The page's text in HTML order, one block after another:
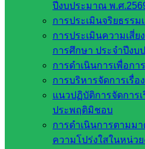
ปีงบประมาณ พ.ศ
การประเมินจริยธรรม
การประเมินความเสี่
การศึกษา ประจำปีงบ
การดำเนินการเพื่อกา
การบริหารจัดการเรื่อ
แนวปฏิบัติการจัดการเ
ประพฤติมิชอบ
การดำเนินการตามม
ความโปร่งใสในหน่ว
อาชีวศึกษา
สำนักงาน
คณะ
กรรมการ
การศึกษา
ขั้นพื้น
ฐาน
รายชื่อ
มหาวิทยาลัย